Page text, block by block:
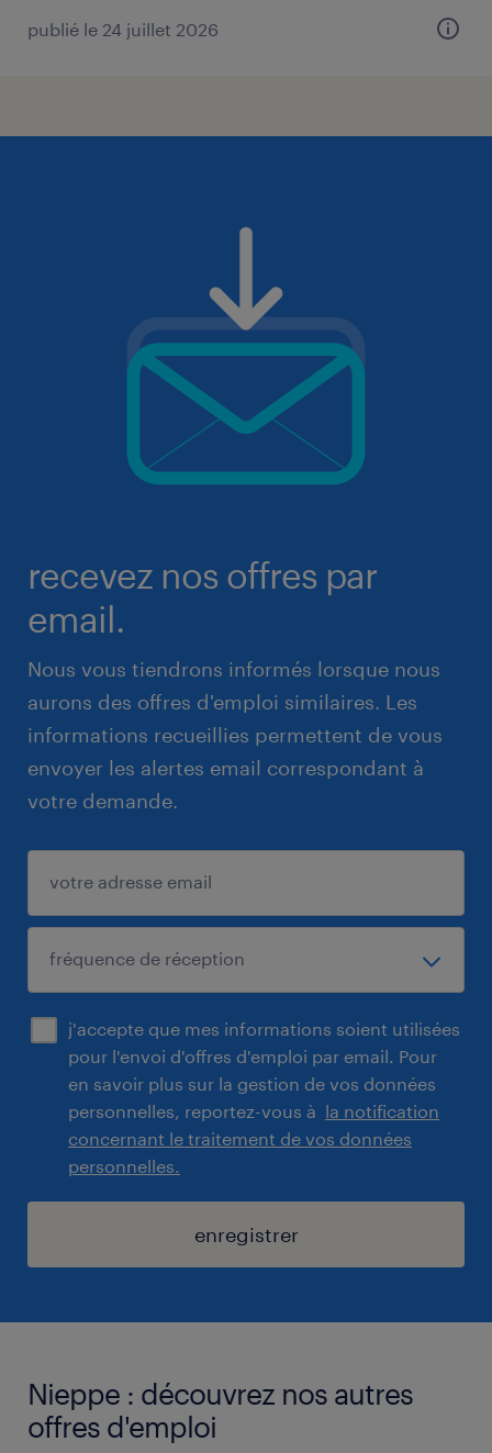
publié le 24 juillet 2026
recevez nos offres par
email.
Nous vous tiendrons informés lorsque nous
aurons des offres d'emploi similaires. Les
informations recueillies permettent de vous
envoyer les alertes email correspondant à
votre demande.
j'accepte que mes informations soient utilisées
pour l'envoi d'offres d'emploi par email. Pour
en savoir plus sur la gestion de vos données
personnelles, reportez-vous à la notification
concernant le traitement de vos données
personnelles.
enregistrer
Nieppe : découvrez nos autres
offres d'emploi